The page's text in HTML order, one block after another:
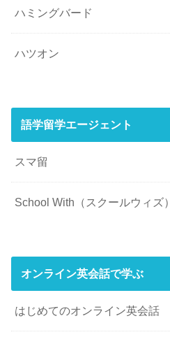
ハミングバード
ハツオン
語学留学エージェント
スマ留
School With（スクールウィズ）
オンライン英会話で学ぶ
はじめてのオンライン英会話